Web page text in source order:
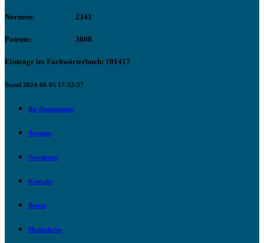
Normen: 2341
Patente: 3608
Einträge im Fachwörterbuch: 101417
Stand 2024-08-05 17:32:57
Ihr Abonnement
Termine
Newsletter
Kontakt
Beirat
Mediadaten